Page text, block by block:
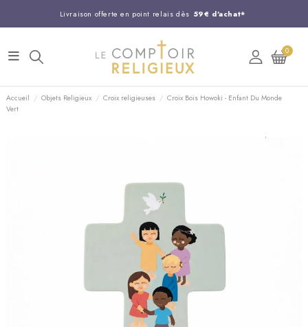
Livraison offerte en point relais dès 59€ d'achat*
Entreprise Française familiale
Support client disponible au 03 20 24 74 15
Commandez avant 14H, expédition le jour même !
0
Accueil Objets Religieux Croix religieuses
Croix Bois Howoki - Enfant Du Monde
Vert